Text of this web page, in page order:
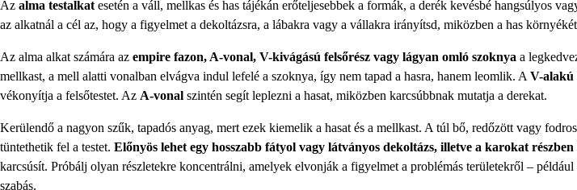
Az alma testalkat esetén a váll, mellkas és has tájékán erőteljesebbek a formák, a derék kevésbé hangsúlyos
az alkatnál a cél az, hogy a figyelmet a dekoltázsra, a lábakra vagy a vállakra irányítsd, miközben a has
Az alma alkat számára az empire fazon, A-vonal, V-kivágású felsőrész vagy lágyan omló szoknya a
mellkast, a mell alatti vonalban elvágva indul lefelé a szoknya, így nem tapad a hasra, hanem leomlik. A V-alakú
vékonyítja a felsőtestet. Az A-vonal szintén segít leplezni a hasat, miközben karcsúbbnak mutatja a derekat.
Kerülendő a nagyon szűk, tapadós anyag, mert ezek kiemelik a hasat és a mellkast. A túl bő, redőzött vagy
tüntethetik fel a testet. Előnyös lehet egy hosszabb fátyol vagy látványos dekoltázs, illetve a karokat
karcsúsít. Próbálj olyan részletekre koncentrálni, amelyek elvonják a figyelmet a problémás területekről –
szabás.